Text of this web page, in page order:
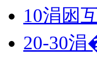
10涓囦
20-30